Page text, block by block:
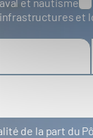
et
de la part du